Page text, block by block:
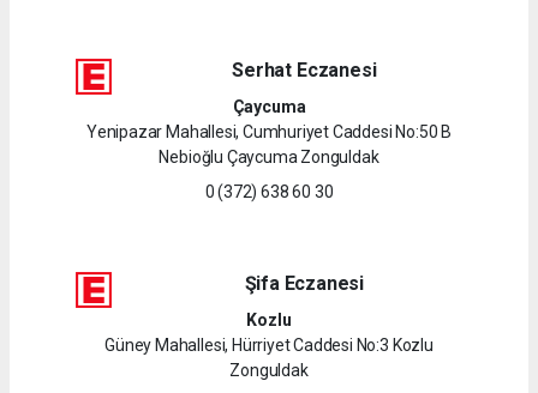
Serhat Eczanesi
Çaycuma
Yenipazar Mahallesi, Cumhuriyet Caddesi No:50 B
Nebioğlu Çaycuma Zonguldak
0 (372) 638 60 30
Şifa Eczanesi
Kozlu
Güney Mahallesi, Hürriyet Caddesi No:3 Kozlu
Zonguldak